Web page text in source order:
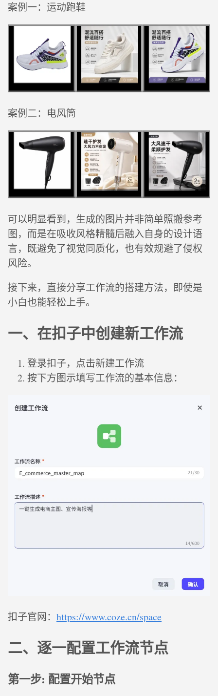
案例一：运动跑鞋
案例二：电风筒
可以明显看到，生成的图片并非简单照搬参考
图，而是在吸收风格精髓后融入自身的设计语
言，既避免了视觉同质化，也有效规避了侵权
风险。
接下来，直接分享工作流的搭建方法，即使是
小白也能轻松上手。
一、在扣子中创建新工作流
登录扣子，点击新建工作流
按下方图示填写工作流的基本信息：
扣子官网： https://www.coze.cn/space
二、逐一配置工作流节点
第一步: 配置开始节点